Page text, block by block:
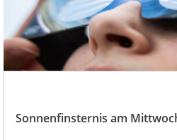
Sonnenfinsternis am